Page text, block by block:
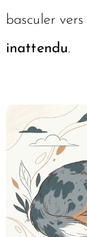
basculer vers
inattendu.